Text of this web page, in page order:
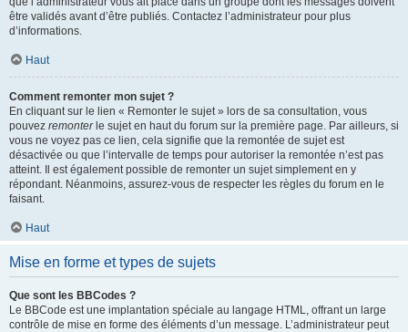
être validés avant d’être publiés. Contactez l’administrateur pour plus
d’informations.
Haut
Comment remonter mon sujet ?
En cliquant sur le lien « Remonter le sujet » lors de sa consultation, vous
pouvez remonterle sujet en haut du forum sur la première page. Par ailleurs, si
vous ne voyez pas ce lien, cela signifie que la remontée de sujet est
désactivée ou que l’intervalle de temps pour autoriser la remontée n’est pas
atteint. Il est également possible de remonter un sujet simplement en y
répondant. Néanmoins, assurez-vous de respecter les règles du forum en le
faisant.
Haut
Mise en forme et types de sujets
Que sont les BBCodes ?
Le BBCode est une implantation spéciale au langage HTML, offrant un large
contrôle de mise en forme des éléments d’un message. L’administrateur peut